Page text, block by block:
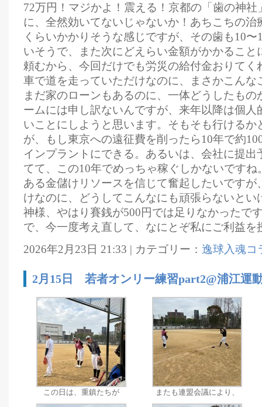
72万円！マジかよ！震える！京都の「歯の神
に、全然効いてないじゃないか！あちこちの治
くらいかかりそうな感じですが、その歯も10
いそうで、また次にどえらい金額がかかること
頼むから、今回だけでも労災の給付金おりてく
車で道を走っていただけなのに、まさかこんな
まだ家のローンもあるのに、一体どうしたも
ームには申し訳ないんですが、来年以降は個人
いことにしようと思います。そもそも行けるか
が、もし東京への遠征費を削ったら10年で約
インプラントにできる。あるいは、会社に提出
てて、この10年でめっちゃ稼ぐしかないです
ある金儲けリソースを信じて奮起したいですが
けなのに、どうしてこんなにも頑張らないとい
神様、やはり賽銭が500円では足りなかったで
で、今一度考え直して、なにとぞ私にご利益を
2026年2月23日 21:33 | カテゴリー： 逸球入魂コ
2月15日 若者オンリー練習part2@浦江運
この日は、重鎮たちが またも連盟会議により、